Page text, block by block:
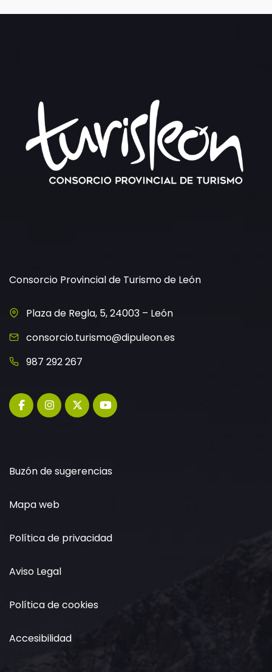
Consorcio Provincial de Turismo de León
Plaza de Regla, 5, 24003 – León
consorcio.turismo@dipuleon.es
987 292 267
Buzón de sugerencias
Mapa web
Política de privacidad
Aviso Legal
Política de cookies
Accesibilidad